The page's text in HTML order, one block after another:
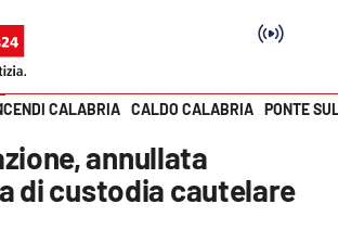
CALABRIA CALDO CALABRIA PONTE
annullata
di custodia cautelare